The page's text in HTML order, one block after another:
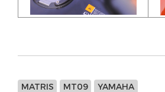
MATRIS MT09 YAMAHA